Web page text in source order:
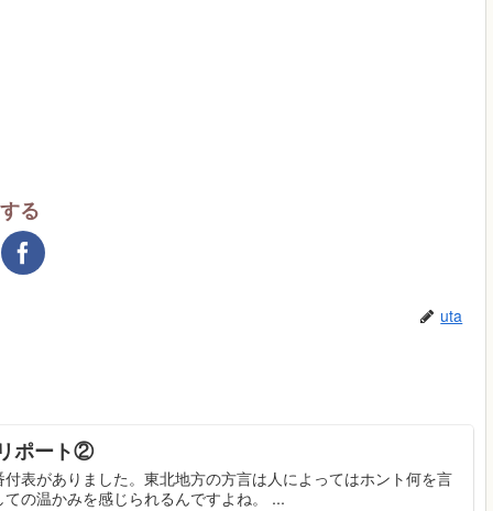
る
uta
ポート②
表がありました。東北地方の方言は人によってはホント何を言
の温かみを感じられるんですよね。 ...